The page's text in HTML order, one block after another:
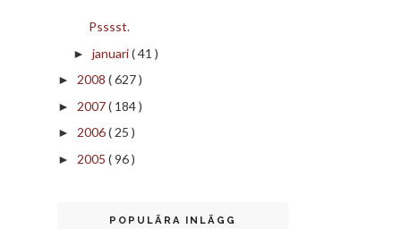
Psssst.
► januari( 41 )
► 2008 ( 627 )
► 2007( 184 )
► 2006( 25 )
► 2005 ( 96 )
POPULÄRA INLÄGG